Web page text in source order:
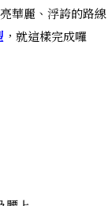
華麗、浮誇的路線
，就這樣完成囉